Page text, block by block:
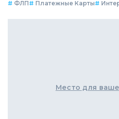
# ФЛП# Платежные Карты#
Место для